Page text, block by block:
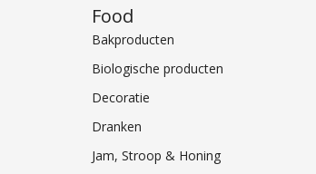
Food
Bakproducten
Biologische producten
Decoratie
Dranken
Jam, Stroop & Honing